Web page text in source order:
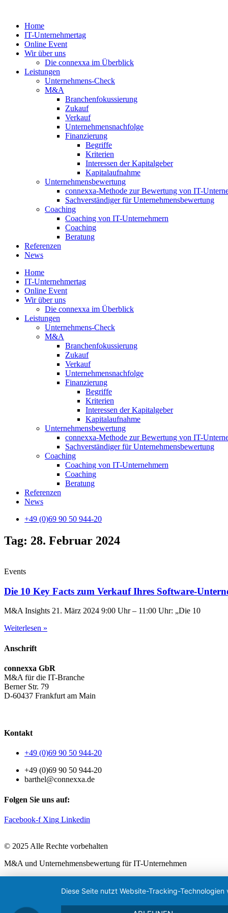
springenHome
IT-Unternehmertag
Online Event
Wir über uns
Die connexxa im Überblick
Leistungen
Unternehmens-Check
M&A
Branchenfokussierung
Zukauf
Verkauf
Unternehmensnachfolge
Finanzierung
Begriffe
Kriterien
Interessen der Kapitalgeber
Kapitalaufnahme
Unternehmensbewertung
connexxa-Methode zur Bewertung von IT-
Sachverständiger für Unternehmensbewertung
Coaching
Coaching von IT-Unternehmern
Coaching
Beratung
Referenzen
News
Home
IT-Unternehmertag
Online Event
Wir über uns
Die connexxa im Überblick
Leistungen
Unternehmens-Check
M&A
Branchenfokussierung
Zukauf
Verkauf
Unternehmensnachfolge
Finanzierung
Begriffe
Kriterien
Interessen der Kapitalgeber
Kapitalaufnahme
Unternehmensbewertung
connexxa-Methode zur Bewertung von IT-
Sachverständiger für Unternehmensbewertung
Coaching
Coaching von IT-Unternehmern
Coaching
Beratung
Referenzen
News
+49 (0)69 90 50 944-20
Tag: 28. Februar 2024
Events
Die 10 Key Facts zum Verkauf Ihres Software-
M&A Insights 21. März 2024 9:00 Uhr – 11:00 Uhr: „Die 10
Weiterlesen »
Anschrift
connexxa GbR
M&A für die IT-Branche
Berner Str. 79
D-60437 Frankfurt am Main
Kontakt
+49 (0)69 90 50 944-20
+49 (0)69 90 50 944-20
barthel@connexxa.de
Folgen Sie uns auf:
Facebook-f Xing Linkedin
© 2025 Alle Rechte vorbehalten
M&A und Unternehmensbewertung für IT-Unternehmen
Diese Seite nutzt Website-Tracking-